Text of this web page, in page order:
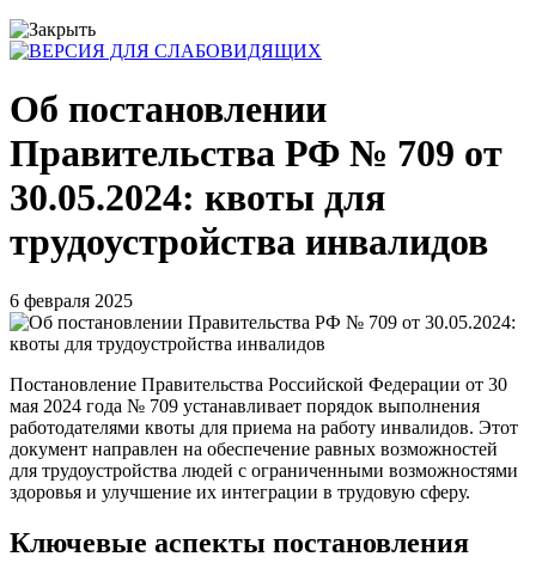
Об постановлении
Правительства РФ № 709 от
30.05.2024: квоты для
трудоустройства инвалидов
6 февраля 2025
Постановление Правительства Российской Федерации от 30
мая 2024 года № 709 устанавливает порядок выполнения
работодателями квоты для приема на работу инвалидов. Этот
документ направлен на обеспечение равных возможностей
для трудоустройства людей с ограниченными возможностями
здоровья и улучшение их интеграции в трудовую сферу.
Ключевые аспекты постановления